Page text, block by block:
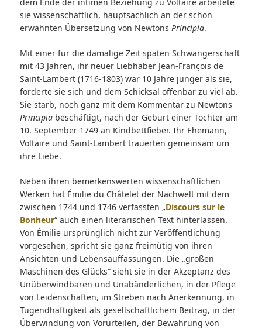
sie wissenschaftlich, hauptsächlich an der schon
erwähnten Übersetzung von Newtons Principia.
Mit einer für die damalige Zeit späten Schwangerschaft
mit 43 Jahren, ihr neuer Liebhaber Jean-François de
Saint-Lambert (1716-1803) war 10 Jahre jünger als sie,
forderte sie sich und dem Schicksal offenbar zu viel ab.
Sie starb, noch ganz mit dem Kommentar zu Newtons
Principiabeschäftigt, nach der Geburt einer Tochter am
10. September 1749 an Kindbettfieber. Ihr Ehemann,
Voltaire und Saint-Lambert trauerten gemeinsam um
ihre Liebe.
Neben ihren bemerkenswerten wissenschaftlichen
Werken hat Émilie du Châtelet der Nachwelt mit dem
zwischen 1744 und 1746 verfassten „Discours sur le
Bonheur“ auch einen literarischen Text hinterlassen.
Von Émilie ursprünglich nicht zur Veröffentlichung
vorgesehen, spricht sie ganz freimütig von ihren
Ansichten und Lebensauffassungen. Die „großen
Maschinen des Glücks“ sieht sie in der Akzeptanz des
Unüberwindbaren und Unabänderlichen, in der Pflege
von Leidenschaften, im Streben nach Anerkennung, in
Tugendhaftigkeit als gesellschaftlichem Beitrag, in der
Überwindung von Vorurteilen, der Bewahrung von